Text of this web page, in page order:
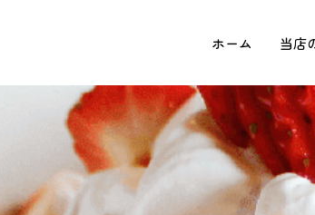
ホーム 当店